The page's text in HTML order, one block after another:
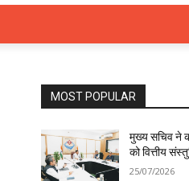
MOST POPULAR
मुख्य सचिव ने
को वित्तीय
25/07/2026